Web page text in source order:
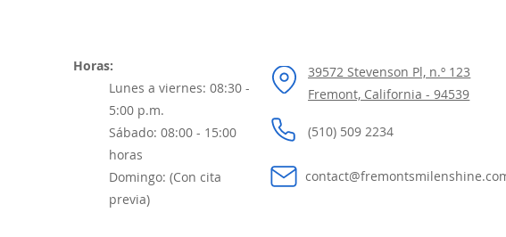
Horas:
Lunes a viernes: 08:30 -
5:00 p.m.
Sábado: 08:00 - 15:00
horas
Domingo: (Con cita
previa)
39572 Stevenson Pl, n.º 123
Fremont, California - 94539
(510) 509 2234